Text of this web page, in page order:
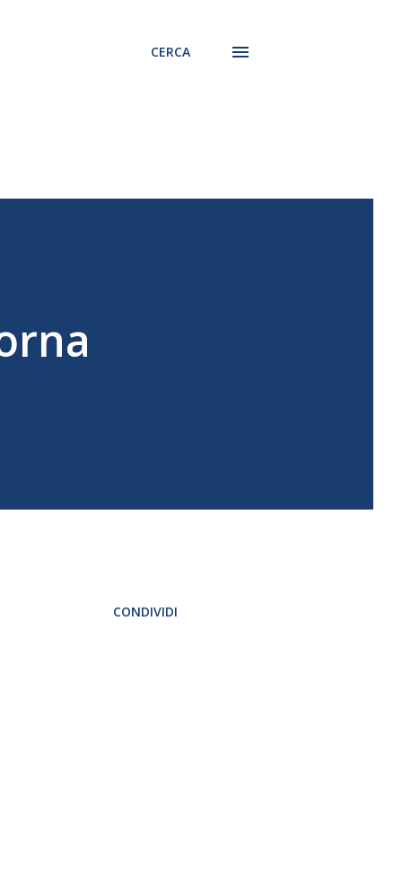
CERCA
CONDIVIDI